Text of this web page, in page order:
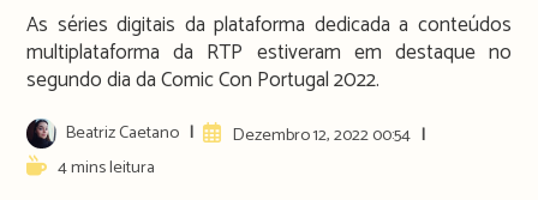
As séries digitais da plataforma dedicada a conteúdos
multiplataforma da RTP estiveram em destaque no
segundo dia da Comic Con Portugal 2022.
Post
author:
Beatriz Caetano
ArtigoDezembro 12, 2022 00:54
Reading4 mins leitura